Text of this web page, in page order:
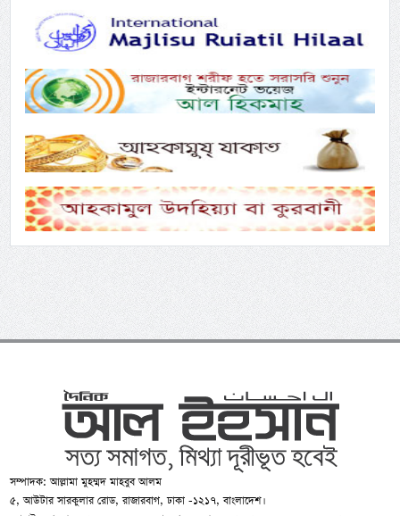
সম্পাদক: আল্লামা মুহম্মদ মাহবুব আলম
৫, আউটার সারকুলার রোড, রাজারবাগ, ঢাকা -১২১৭, বাংলাদেশ।